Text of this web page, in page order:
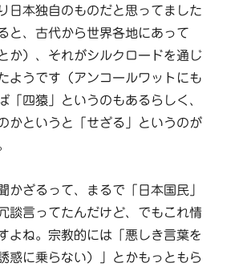
日本独自のものだと思ってました
と、古代から世界各地にあって
か）、それがシルクロードを通じ
ようです（アンコールワットにも
「四猿」というのもあるらしく、
かというと「せざる」というのが
かざるって、まるで「日本国民」
談言ってたんだけど、でもこれ情
よね。宗教的には「悪しき言葉を
惑に乗らない）」とかもっともら